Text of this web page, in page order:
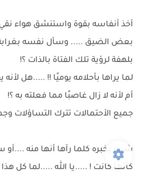
أخذ أنفاسه بقوة واستنشق هواء نقي
بعض الضيق ..... وسأل نفسه
بلهفة لرؤية تلك الفتاة بالذات ؟!
لما يراها بأحلامه يوميًا !! .....هل لأنه
أم لأنه لا زال غاصبًا مما فعلته به ؟!
جميع الأحتمالات تترك التساؤلات
شيء يخبره كلما رآها أنها منه
كأنها كانت ! .....يا الله .....لما كل